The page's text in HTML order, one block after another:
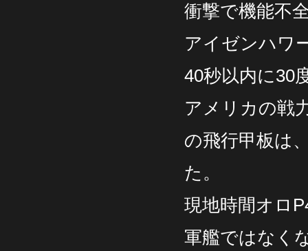
衝撃で機能不
アイゼンハワ
40秒以内に30
アメリカの戦
の飛行甲板は
た。
現地時間オロ
軍艦ではなく